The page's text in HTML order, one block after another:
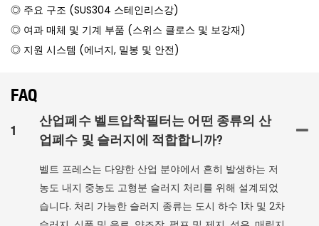
◎ 주요 구조 (SUS304 스테인리스강)
◎ 여과 매체 및 기계 부품 (스위스 클로스 및 보강재)
◎ 지원 시스템 (에너지, 밀봉 및 안전)
FAQ
1
산업폐수 벨트압착필터는 어떤 종류의 산
업폐수 및 슬러지에 적합합니까?
벨트 프레스는 다양한 산업 분야에서 흔히 발생하는 저
농도 내지 중농도 고형분 슬러지 처리를 위해 설계되었
습니다. 처리 가능한 슬러지 종류는 도시 하수 1차 및 2차